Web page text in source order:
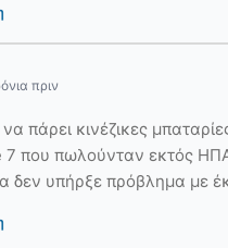
πριν
πάρει κινέζικες
7 που πωλούνταν εκτός
δεν υπήρξε πρόβλημα με